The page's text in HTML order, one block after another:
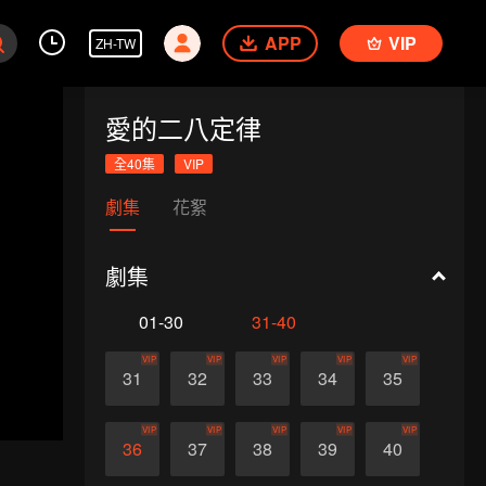
ZH-TW APP VIP
愛的二八定律
全40集 VIP
劇集 花絮
劇集
01-30 31-40
31
VIP
32
VIP
33
VIP
34
VIP
35
VIP
36
VIP
37
VIP
38
VIP
39
VIP
40
VIP